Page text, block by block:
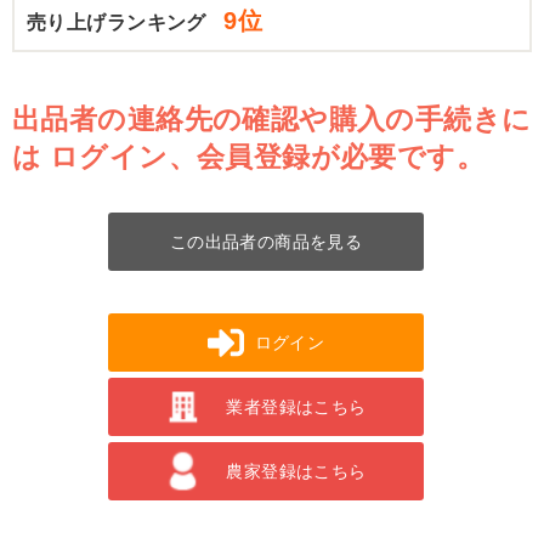
売り上げランキング 9位
出品者の連絡先の確認や購入の手続きに
は ログイン、会員登録が必要です。
この出品者の商品を見る
ログイン
業者登録はこちら
農家登録はこちら